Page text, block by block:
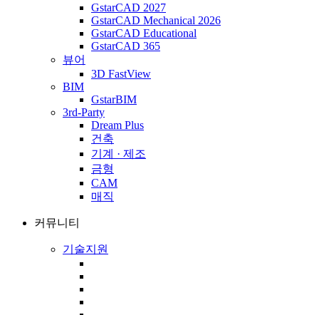
GstarCAD 2027
GstarCAD Mechanical 2026
GstarCAD Educational
GstarCAD 365
뷰어
3D FastView
BIM
GstarBIM
3rd-Party
Dream Plus
건축
기계 · 제조
금형
CAM
매직
커뮤니티
기술지원